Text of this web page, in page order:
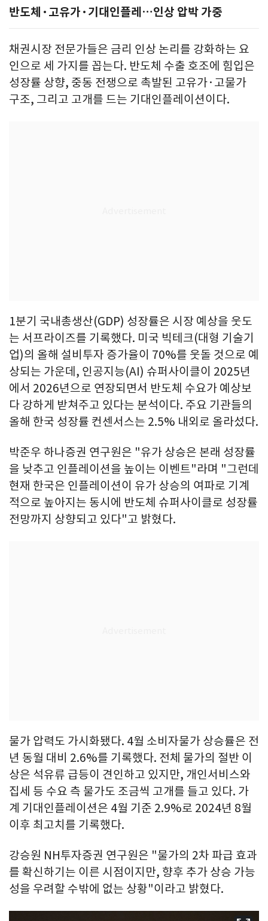
반도체·고유가·기대인플레…인상 압박 가중
채권시장 전문가들은 금리 인상 논리를 강화하는 요
인으로 세 가지를 꼽는다. 반도체 수출 호조에 힘입은
성장률 상향, 중동 전쟁으로 촉발된 고유가·고물가
구조, 그리고 고개를 드는 기대인플레이션이다.
1분기 국내총생산(GDP) 성장률은 시장 예상을 웃도
는 서프라이즈를 기록했다. 미국 빅테크(대형 기술기
업)의 올해 설비투자 증가율이 70%를 웃돌 것으로 예
상되는 가운데, 인공지능(AI) 슈퍼사이클이 2025년
에서 2026년으로 연장되면서 반도체 수요가 예상보
다 강하게 받쳐주고 있다는 분석이다. 주요 기관들의
올해 한국 성장률 컨센서스는 2.5% 내외로 올라섰다.
박준우 하나증권 연구원은 "유가 상승은 본래 성장률
을 낮추고 인플레이션을 높이는 이벤트"라며 "그런데
현재 한국은 인플레이션이 유가 상승의 여파로 기계
적으로 높아지는 동시에 반도체 슈퍼사이클로 성장률
전망까지 상향되고 있다"고 밝혔다.
물가 압력도 가시화됐다. 4월 소비자물가 상승률은 전
년 동월 대비 2.6%를 기록했다. 전체 물가의 절반 이
상은 석유류 급등이 견인하고 있지만, 개인서비스와
집세 등 수요 측 물가도 조금씩 고개를 들고 있다. 가
계 기대인플레이션은 4월 기준 2.9%로 2024년 8월
이후 최고치를 기록했다.
강승원 NH투자증권 연구원은 "물가의 2차 파급 효과
를 확신하기는 이른 시점이지만, 향후 추가 상승 가능
성을 우려할 수밖에 없는 상황"이라고 밝혔다.